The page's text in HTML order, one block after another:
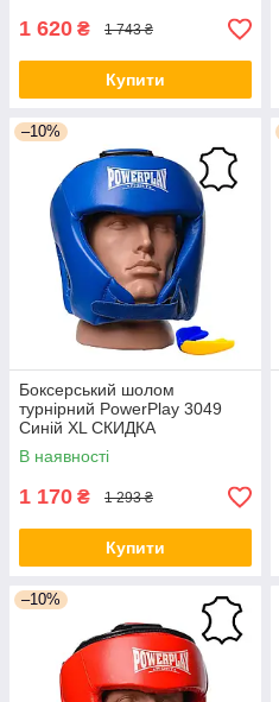
1 620 ₴ 1 743 ₴
Купити
–10%
Боксерський шолом
турнірний PowerPlay 3049
Синій XL СКИДКА
В наявності
1 170 ₴ 1 293 ₴
Купити
–10%